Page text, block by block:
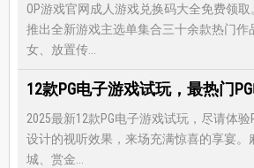
OP游戏官网成人游戏兑换码大全免费领取
推出全新游戏主选单集合三十余款热门作
女、放置传...
2025最新12款PG电子游戏试玩，尽请体验
设计的视听效果，来场充满惊喜的享宴。
城、赏金...